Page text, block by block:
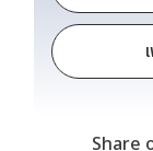
Share